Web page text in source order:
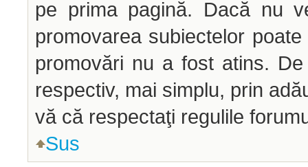
pe prima pagină. Dacă nu
promovarea subiectelor
promovări nu a fost atins.
respectiv, mai simplu, prin
vă că respectaţi regulile
Sus